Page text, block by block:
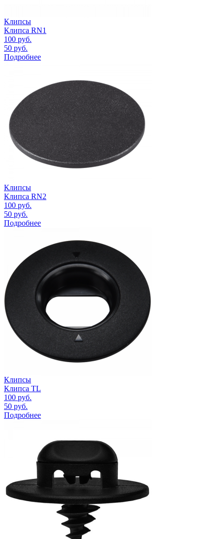
Клипсы
Клипса RN1
100 руб.
50 руб.
Подробнее
Клипсы
Клипса RN2
100 руб.
50 руб.
Подробнее
Клипсы
Клипса TL
100 руб.
50 руб.
Подробнее